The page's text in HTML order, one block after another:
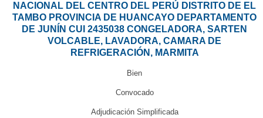
NACIONAL DEL CENTRO DEL PERÚ DISTRITO DE EL
TAMBO PROVINCIA DE HUANCAYO DEPARTAMENTO
DE JUNÍN CUI 2435038 CONGELADORA, SARTEN
VOLCABLE, LAVADORA, CAMARA DE
REFRIGERACIÓN, MARMITA
Bien
Convocado
Adjudicación Simplificada